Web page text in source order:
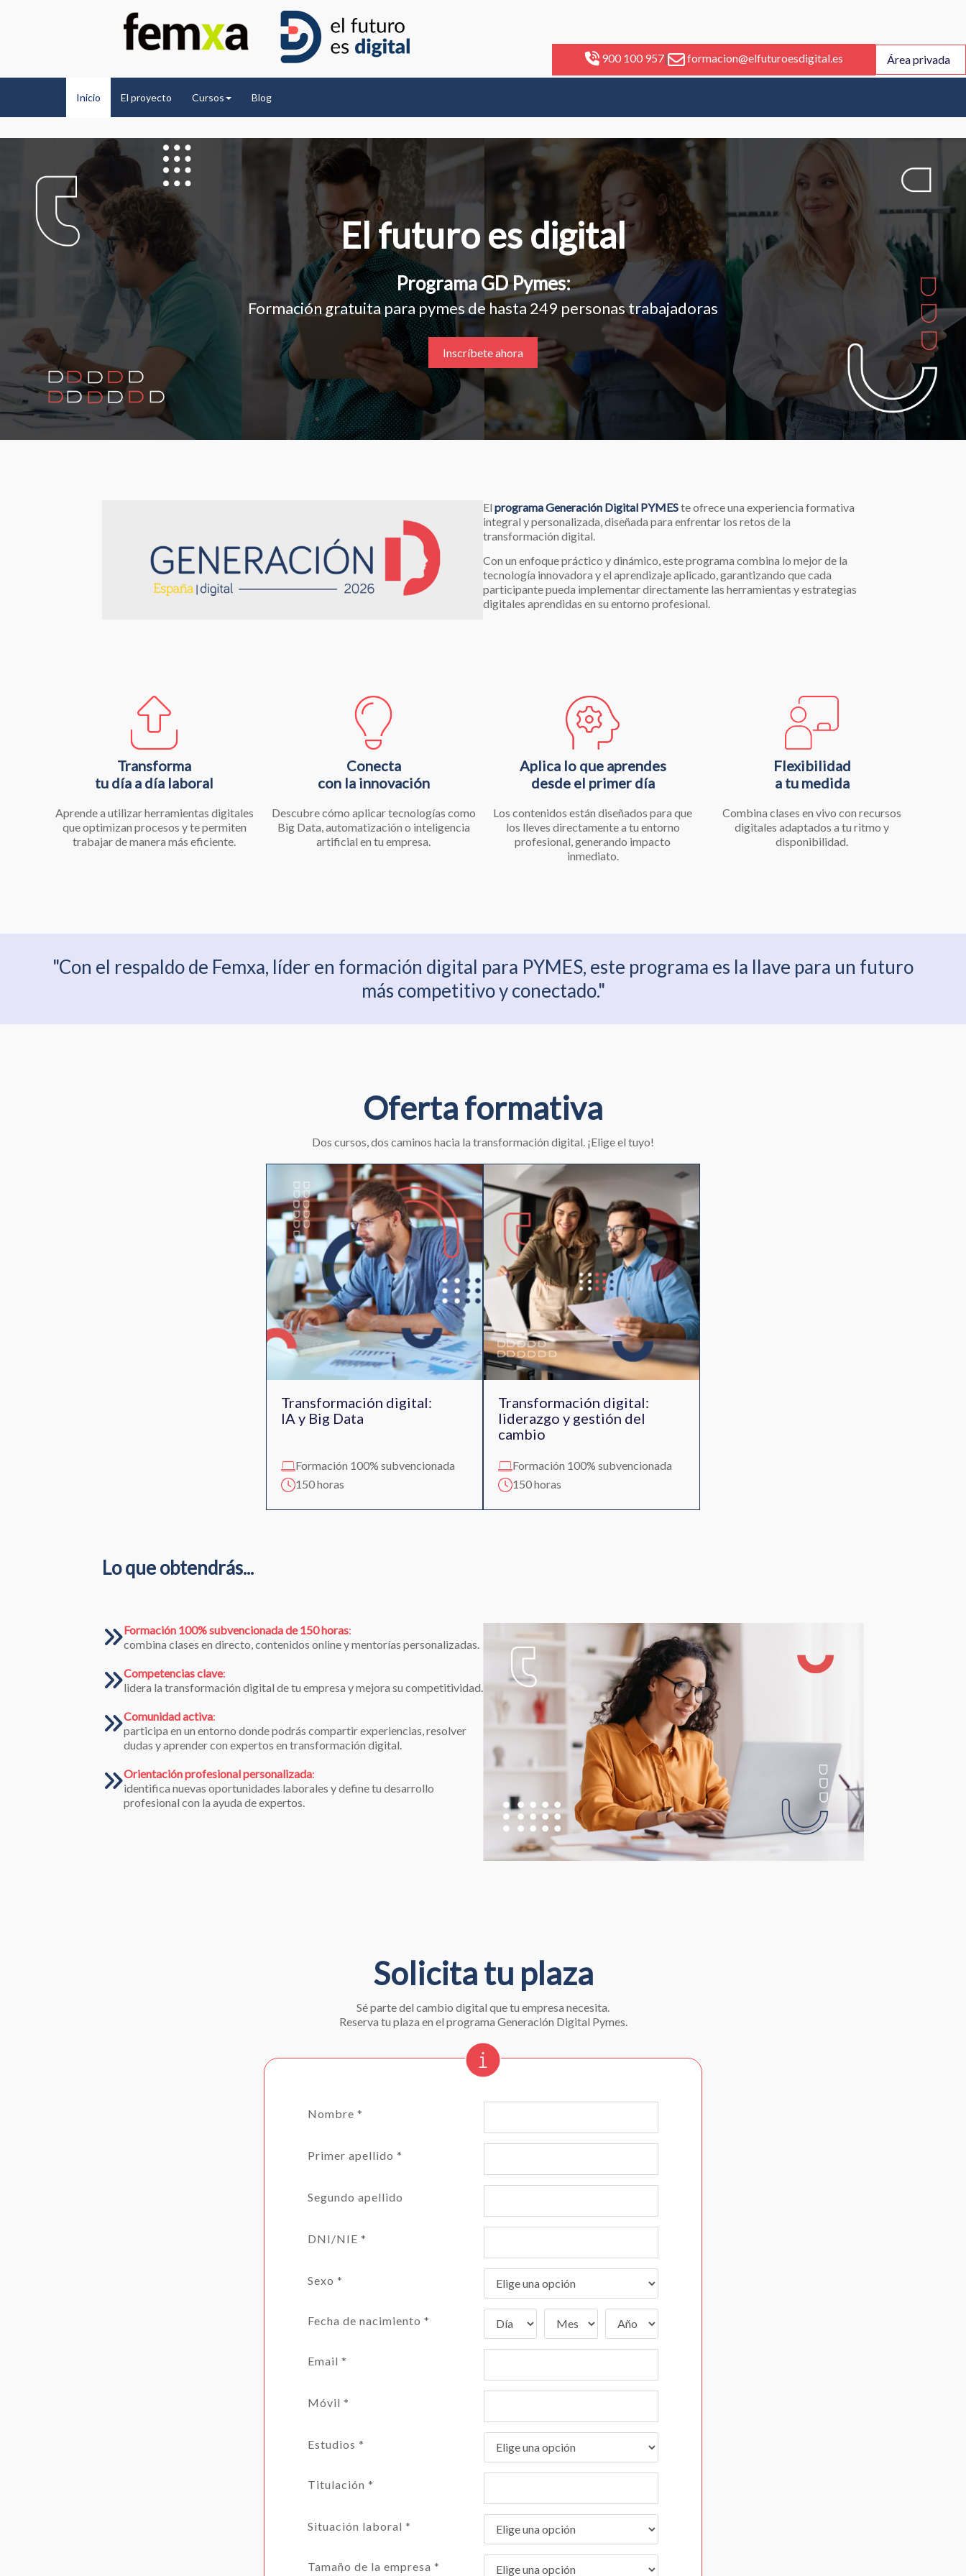
900 100 957| formacion@elfuturoesdigital.es Área privada
Inicio El proyecto Cursos Blog
El futuro es digital
Programa GD Pymes:
Formación gratuita para pymes de hasta 249 personas trabajadoras
Inscríbete ahora
El programa Generación Digital PYMESte ofrece una experiencia formativa
integral y personalizada, diseñada para enfrentar los retos de la
transformación digital.
Con un enfoque práctico y dinámico, este programa combina lo mejor de la
tecnología innovadora y el aprendizaje aplicado, garantizando que cada
participante pueda implementar directamente las herramientas y estrategias
digitales aprendidas en su entorno profesional.
Transforma
tu día a día laboral
Aprende a utilizar herramientas digitales
que optimizan procesos y te permiten
trabajar de manera más eficiente.
Conecta
con la innovación
Descubre cómo aplicar tecnologías como
Big Data, automatización o inteligencia
artificial en tu empresa.
Aplica lo que aprendes
desde el primer día
Los contenidos están diseñados para que
los lleves directamente a tu entorno
profesional, generando impacto
inmediato.
Flexibilidad
a tu medida
Combina clases en vivo con recursos
digitales adaptados a tu ritmo y
disponibilidad.
"Con el respaldo de Femxa, líder en formación digital para PYMES, este programa es la llave para un futuro
más competitivo y conectado."
Oferta formativa
Dos cursos, dos caminos hacia la transformación digital. ¡Elige el tuyo!
Transformación digital:
IA y Big Data
Formación 100% subvencionada
150 horas
Transformación digital:
liderazgo y gestión del
cambio
Formación 100% subvencionada
150 horas
Lo que obtendrás...
Formación 100% subvencionada de 150 horas:
combina clases en directo, contenidos online y mentorías personalizadas.
Competencias clave:
lidera la transformación digital de tu empresa y mejora su competitividad.
Comunidad activa:
participa en un entorno donde podrás compartir experiencias, resolver
dudas y aprender con expertos en transformación digital.
Orientación profesional personalizada:
identifica nuevas oportunidades laborales y define tu desarrollo
profesional con la ayuda de expertos.
Solicita tu plaza
Sé parte del cambio digital que tu empresa necesita.
Reserva tu plaza en el programa Generación Digital Pymes.
Nombre *
Primer apellido *
Segundo apellido
DNI/NIE *
Sexo *
Fecha de nacimiento *
Email *
Móvil *
Estudios *
Titulación *
Situación laboral *
Tamaño de la empresa *